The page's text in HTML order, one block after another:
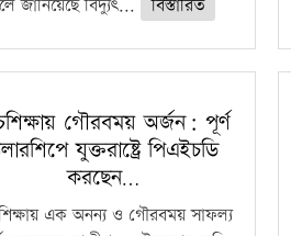
জানিয়েছে বিদ্যুৎ...
বিস্তারিত
গৌরবময় অর্জন: পূর্ণ
যুক্তরাষ্ট্রে পিএইচডি
করছেন…
এক অনন্য ও গৌরবময় সাফল্য